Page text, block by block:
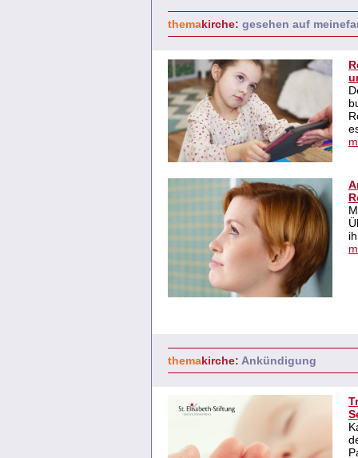
themakirche: gesehen auf
themakirche: Ankündigung